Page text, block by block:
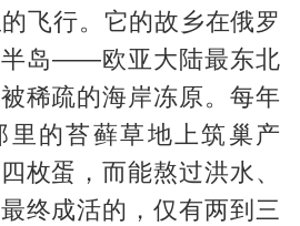
飞行。它的故乡在俄罗
半岛——欧亚大陆最东北
稀疏的海岸冻原。每年
里的苔藓草地上筑巢产
枚蛋，而能熬过洪水、
终成活的，仅有两到三